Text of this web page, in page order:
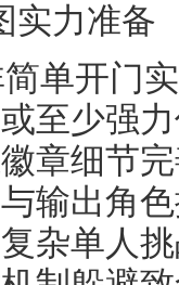
实力准备
单开门
至少强
章细节
输出角
杂单人